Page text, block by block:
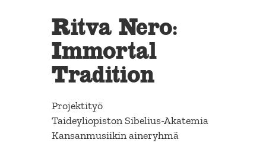
Ritva Nero:
Immortal
Tradition
Projektityö
Taideyliopiston Sibelius-Akatemia
Kansanmusiikin aineryhmä